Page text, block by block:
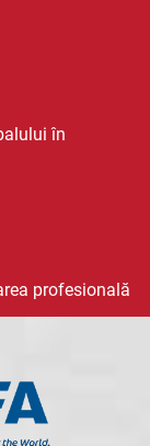
în
profesională